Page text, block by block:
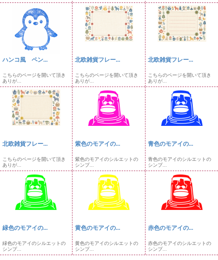
ハンコ風 ペン...
こちらのページを開いて頂き
ありが...
北欧雑貨フレー...
こちらのページを開いて頂き
ありが...
北欧雑貨フレー...
こちらのページを開いて頂き
ありが...
北欧雑貨フレー...
こちらのページを開いて頂き
ありが...
紫色のモアイの...
紫色のモアイのシルエットの
シンプ...
青色のモアイの...
青色のモアイのシルエットの
シンプ...
緑色のモアイの...
緑色のモアイのシルエットの
シンプ...
黄色のモアイの...
黄色のモアイのシルエットの
シンプ...
赤色のモアイの...
赤色のモアイのシルエットの
シンプ...